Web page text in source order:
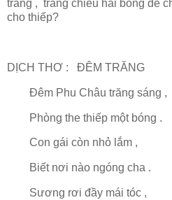
trăng , trăng chiếu hai bóng để
cho thiếp?
DỊCH THƠ : ĐÊM TRĂNG
Đêm Phu Châu trăng sáng ,
Phòng the thiếp một bóng .
Con gái còn nhỏ lắm ,
Biết nơi nào ngóng cha .
Sương rơi đầy mái tóc ,